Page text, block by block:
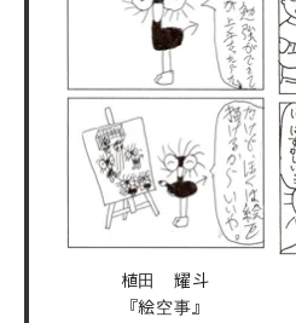
植田 耀斗
『絵空事』